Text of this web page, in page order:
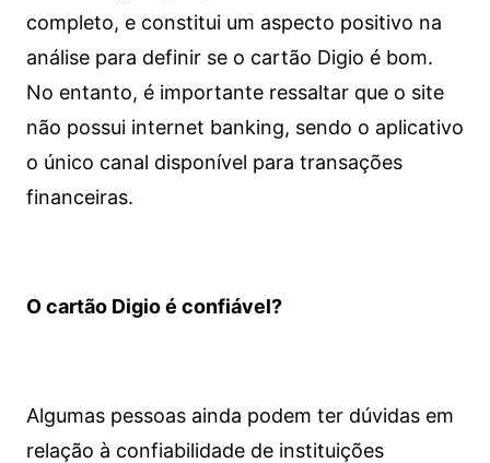
completo, e constitui um aspecto positivo na
análise para definir se o cartão Digio é bom.
No entanto, é importante ressaltar que o site
não possui internet banking, sendo o aplicativo
o único canal disponível para transações
financeiras.
O cartão Digio é confiável?
Algumas pessoas ainda podem ter dúvidas em
relação à confiabilidade de instituições